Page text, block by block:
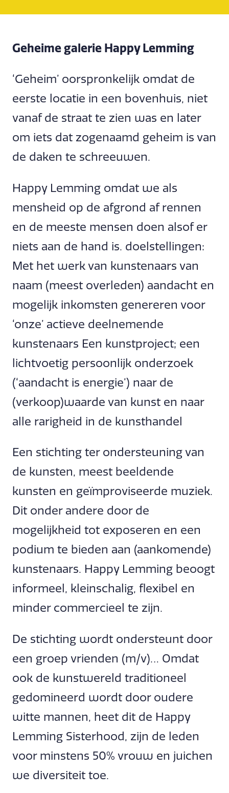
Geheime galerie Happy Lemming
‘Geheim’ oorspronkelijk omdat de
eerste locatie in een bovenhuis, niet
vanaf de straat te zien was en later
om iets dat zogenaamd geheim is van
de daken te schreeuwen.
Happy Lemming omdat we als
mensheid op de afgrond af rennen
en de meeste mensen doen alsof er
niets aan de hand is. doelstellingen:
Met het werk van kunstenaars van
naam (meest overleden) aandacht en
mogelijk inkomsten genereren voor
‘onze’ actieve deelnemende
kunstenaars Een kunstproject; een
lichtvoetig persoonlijk onderzoek
(‘aandacht is energie’) naar de
(verkoop)waarde van kunst en naar
alle rarigheid in de kunsthandel
Een stichting ter ondersteuning van
de kunsten, meest beeldende
kunsten en geïmproviseerde muziek.
Dit onder andere door de
mogelijkheid tot exposeren en een
podium te bieden aan (aankomende)
kunstenaars. Happy Lemming beoogt
informeel, kleinschalig, flexibel en
minder commercieel te zijn.
De stichting wordt ondersteunt door
een groep vrienden (m/v)… Omdat
ook de kunstwereld traditioneel
gedomineerd wordt door oudere
witte mannen, heet dit de Happy
Lemming Sisterhood, zijn de leden
voor minstens 50% vrouw en juichen
we diversiteit toe.